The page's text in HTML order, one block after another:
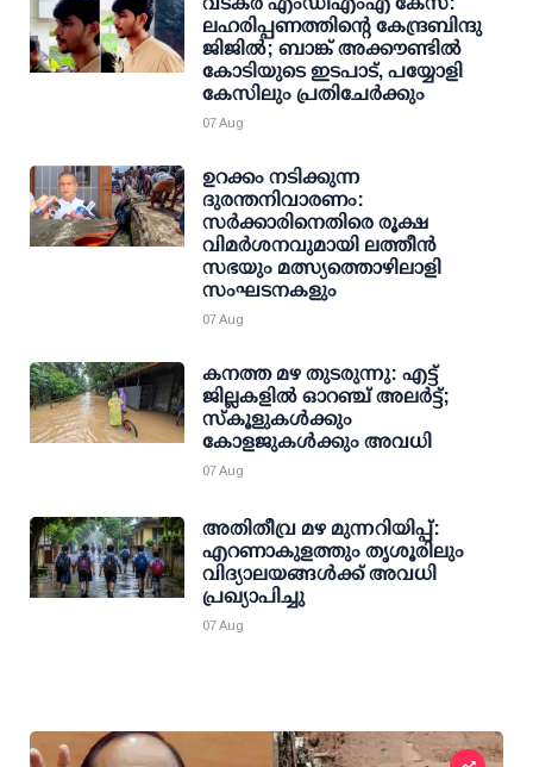
ലഹരിപ്പണത്തിന്റെ കേന്ദ്രബിന്ദു
ജിജില്‍; ബാങ്ക് അക്കൗണ്ടില്‍
കോടിയുടെ ഇടപാട്, പയ്യോളി
കേസിലും പ്രതിചേര്‍ക്കും
07 Aug
ഉറക്കം നടിക്കുന്ന
ദുരന്തനിവാരണം:
സര്‍ക്കാരിനെതിരെ രൂക്ഷ
വിമര്‍ശനവുമായി ലത്തീന്‍
സഭയും മത്സ്യത്തൊഴിലാളി
സംഘടനകളും
07 Aug
കനത്ത മഴ തുടരുന്നു: എട്ട്
ജില്ലകളില്‍ ഓറഞ്ച് അലര്‍ട്ട്;
സ്‌കൂളുകള്‍ക്കും
കോളജുകള്‍ക്കും അവധി
07 Aug
അതിതീവ്ര മഴ മുന്നറിയിപ്പ്:
എറണാകുളത്തും തൃശൂരിലും
വിദ്യാലയങ്ങള്‍ക്ക് അവധി
പ്രഖ്യാപിച്ചു
07 Aug